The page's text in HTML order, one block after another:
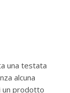
una testata
alcuna
un prodotto